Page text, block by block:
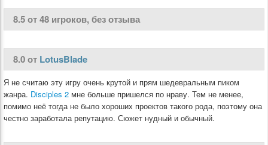
8.5 от 48 игроков, без отзыва
8.0 от LotusBlade
Я не считаю эту игру очень крутой и прям шедевральным пиком
жанра. Disciples 2 мне больше пришелся по нраву. Тем не менее,
помимо неё тогда не было хороших проектов такого рода, поэтому она
честно заработала репутацию. Сюжет нудный и обычный.